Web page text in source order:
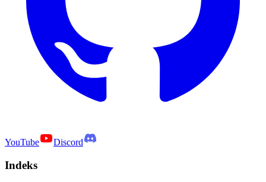
YouTube Discord
Indeks